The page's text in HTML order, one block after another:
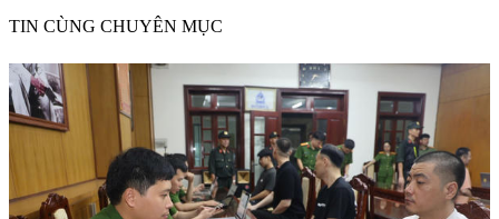
TIN CÙNG CHUYÊN MỤC